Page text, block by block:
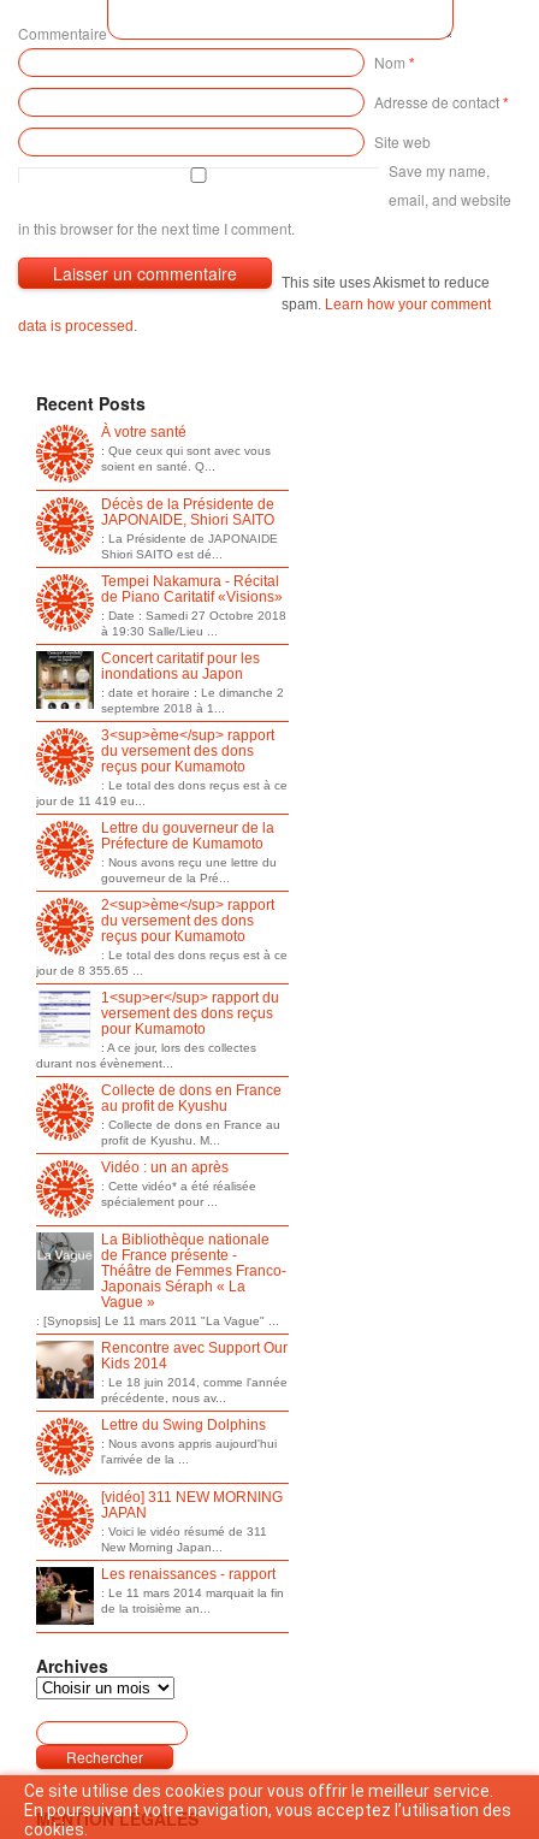
Commentaire
Nom *
Adresse de contact*
Site web
Save my name,
email, and website
in this browser for the next time I comment.
This site uses Akismet to reduce
spam. Learn how your comment
data is processed .
Recent Posts
À votre santé
: Que ceux qui sont avec vous
soient en santé. Q...
Décès de la Présidente de
JAPONAIDE, Shiori SAITO
: La Présidente de JAPONAIDE
Shiori SAITO est dé...
Tempei Nakamura - Récital
de Piano Caritatif «Visions»
: Date : Samedi 27 Octobre 2018
à 19:30 Salle/Lieu ...
Concert caritatif pour les
inondations au Japon
: date et horaire : Le dimanche 2
septembre 2018 à 1...
3<sup>ème</sup> rapport
du versement des dons
reçus pour Kumamoto
: Le total des dons reçus est à ce
jour de 11 419 eu...
Lettre du gouverneur de la
Préfecture de Kumamoto
: Nous avons reçu une lettre du
gouverneur de la Pré...
2<sup>ème</sup> rapport
du versement des dons
reçus pour Kumamoto
: Le total des dons reçus est à ce
jour de 8 355.65 ...
1<sup>er</sup> rapport du
versement des dons reçus
pour Kumamoto
: A ce jour, lors des collectes
durant nos évènement...
Collecte de dons en France
au profit de Kyushu
: Collecte de dons en France au
profit de Kyushu. M...
Vidéo : un an après
: Cette vidéo* a été réalisée
spécialement pour ...
La Bibliothèque nationale
de France présente -
Théâtre de Femmes Franco-
Japonais Séraph « La
Vague »
: [Synopsis] Le 11 mars 2011 "La Vague" ...
Rencontre avec Support Our
Kids 2014
: Le 18 juin 2014, comme l'année
précédente, nous av...
Lettre du Swing Dolphins
: Nous avons appris aujourd'hui
l'arrivée de la ...
[vidéo] 311 NEW MORNING
JAPAN
: Voici le vidéo résumé de 311
New Morning Japan...
Les renaissances - rapport
: Le 11 mars 2014 marquait la fin
de la troisième an...
Archives
MENTION LEGALES
Ce site utilise des cookies pour vous offrir le meilleur service.
En poursuivant votre navigation, vous acceptez l’utilisation des
cookies.